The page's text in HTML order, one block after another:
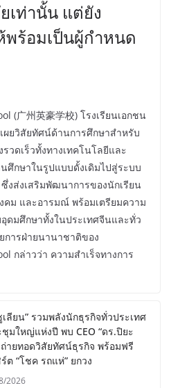
เท่านั้น แต่ยัง
พร้อมเป็นผู้กำหนด
(广州英豪学校) โรงเรียนเอกชน
ผยวิสัยทัศน์ด้านการศึกษาสำหรับ
วดเร็วทั้งทางเทคโนโลยีและ
ศึกษาในรูปแบบดั้งเดิมไปสู่ระบบ
งส่งเสริมพัฒนาการของนักเรียน
ม และอารมณ์ พร้อมเตรียมความ
ดมศึกษาทั้งในประเทศจีนและทั่ว
การฝ่ายนานาชาติของ
กล่าวว่า ความสำเร็จทางการ
ลียน” รวมพลังนักธุรกิจทั่วประเทศ
มใหญ่แห่งปี พบ CEO “ดร.ปิยะ
ายทอดวิสัยทัศน์ธุรกิจ พร้อมฟรี
ต “โชค รถแห่” ยกวง
2026